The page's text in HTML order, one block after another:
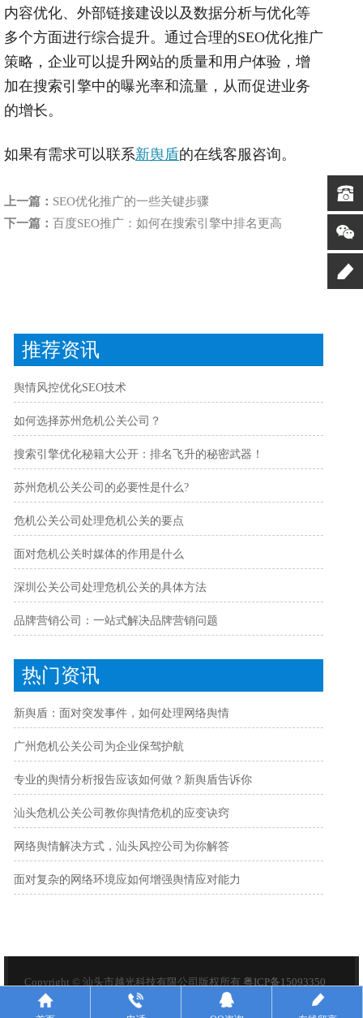
内容优化、外部链接建设以及数据分析与优化等
多个方面进行综合提升。通过合理的SEO优化推广
策略，企业可以提升网站的质量和用户体验，增
加在搜索引擎中的曝光率和流量，从而促进业务
的增长。
如果有需求可以联系新舆盾的在线客服咨询。
上一篇： SEO优化推广的一些关键步骤
下一篇： 百度SEO推广：如何在搜索引擎中排名更高
推荐资讯
舆情风控优化SEO技术
如何选择苏州危机公关公司？
搜索引擎优化秘籍大公开：排名飞升的秘密武器！
苏州危机公关公司的必要性是什么?
危机公关公司处理危机公关的要点
面对危机公关时媒体的作用是什么
深圳公关公司处理危机公关的具体方法
品牌营销公司：一站式解决品牌营销问题
热门资讯
新舆盾：面对突发事件，如何处理网络舆情
广州危机公关公司为企业保驾护航
专业的舆情分析报告应该如何做？新舆盾告诉你
汕头危机公关公司教你舆情危机的应变诀窍
网络舆情解决方式，汕头风控公司为你解答
面对复杂的网络环境应如何增强舆情应对能力
Copyright © 汕头市越光科技有限公司版权所有 粤ICP备15093350
号-6 百度统计